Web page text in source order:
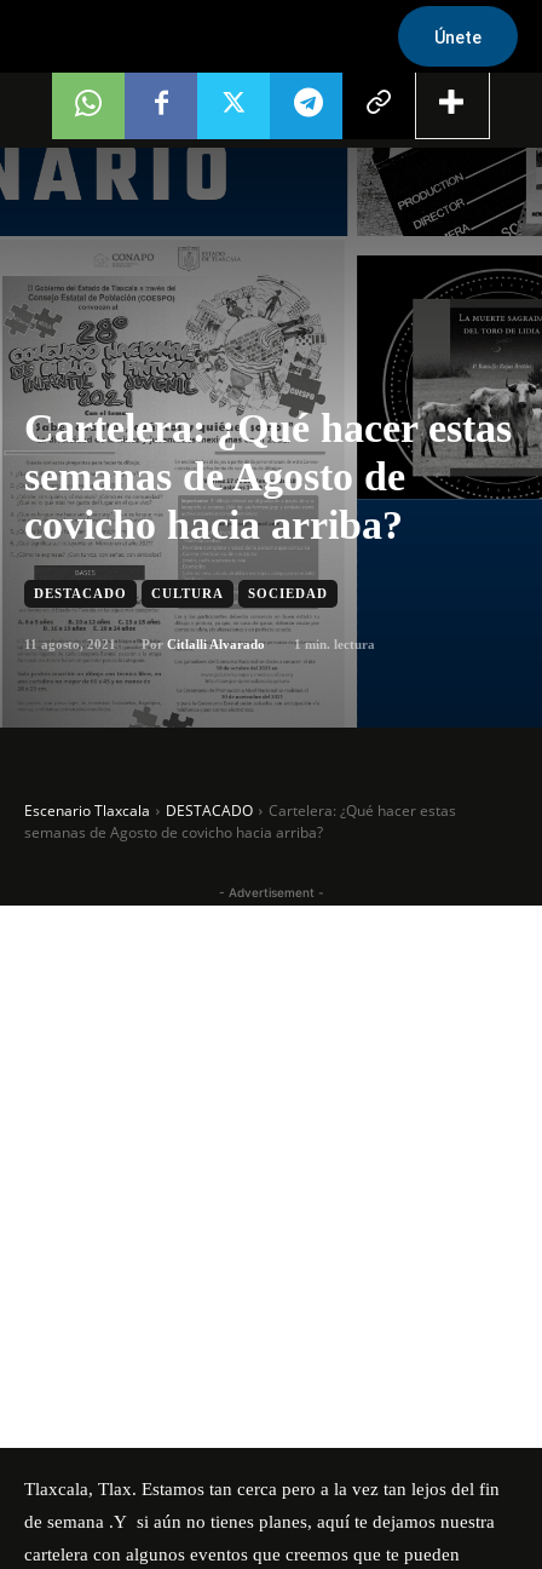
Únete
Cartelera: ¿Qué hacer estas
semanas de Agosto de
covicho hacia arriba?
DESTACADO CULTURA SOCIEDAD
11 agosto, 2021 Por Citlalli Alvarado 1min. lectura
Escenario Tlaxcala DESTACADO
Cartelera: ¿Qué hacer estas
semanas de Agosto de covicho hacia arriba?
- Advertisement -
Tlaxcala, Tlax. Estamos tan cerca pero a la vez tan lejos del fin
de semana .Y si aún no tienes planes, aquí te dejamos nuestra
cartelera con algunos eventos que creemos que te pueden